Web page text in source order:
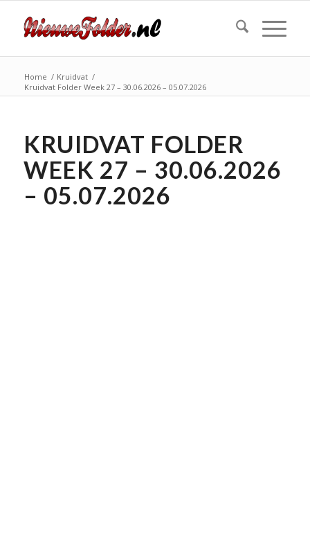
Home / Kruidvat /
Kruidvat Folder Week 27 – 30.06.2026 – 05.07.2026
KRUIDVAT FOLDER
WEEK 27 – 30.06.2026
– 05.07.2026